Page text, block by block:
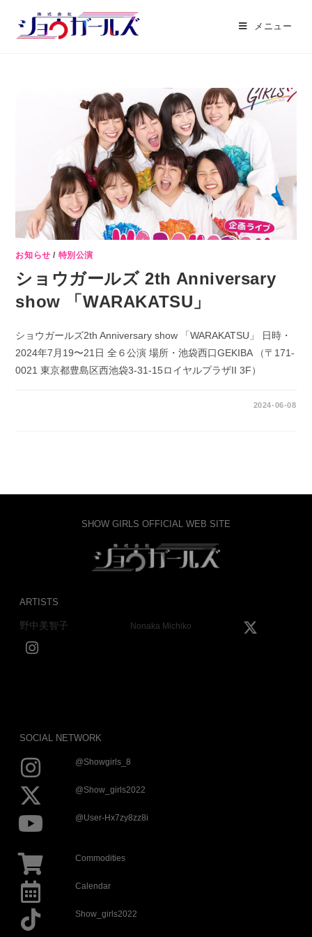
メニュー
お知らせ / 特別公演
ショウガールズ 2th Anniversary
show 「WARAKATSU」
ショウガールズ2th Anniversary show 「WARAKATSU」 日時・
2024年7月19〜21日 全６公演 場所・池袋西口GEKIBA （〒171-
0021 東京都豊島区西池袋3-31-15ロイヤルプラザII 3F）
2024-06-08
SHOW GIRLS OFFICIAL WEB SITE
ARTISTS
野中美智子 Nonaka Michiko
SOCIAL NETWORK
@showgirls_8
@show_girls2022
@user-Hx7zy8zz8i
Commodities
Calendar
Show_girls2022